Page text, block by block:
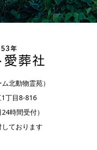
北動物霊苑）
丁目8-816
時間受付）
ております